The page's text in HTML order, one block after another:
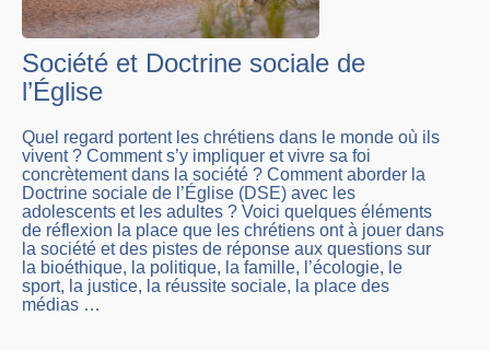
Société et Doctrine sociale de
l’Église
Quel regard portent les chrétiens dans le monde où ils
vivent ? Comment s’y impliquer et vivre sa foi
concrètement dans la société ? Comment aborder la
Doctrine sociale de l’Église (DSE) avec les
adolescents et les adultes ? Voici quelques éléments
de réflexion la place que les chrétiens ont à jouer dans
la société et des pistes de réponse aux questions sur
la bioéthique, la politique, la famille, l’écologie, le
sport, la justice, la réussite sociale, la place des
médias …